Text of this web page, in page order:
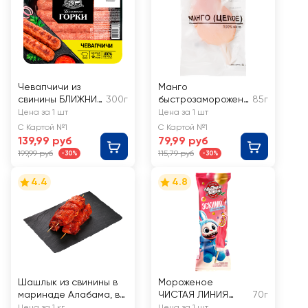
Чевапчичи из
свинины БЛИЖНИЕ
ГОРКИ
300г
Цена за 1 шт
С Картой №1
139,99 руб
199,99 руб -30%
Манго
быстрозамороженн
ое целое
85г
Цена за 1 шт
С Картой №1
79,99 руб
115,79 руб -30%
4.4
Шашлык из свинины в
маринаде Алабама, в
4.8
Мороженое
ЧИСТАЯ ЛИНИЯ
70г